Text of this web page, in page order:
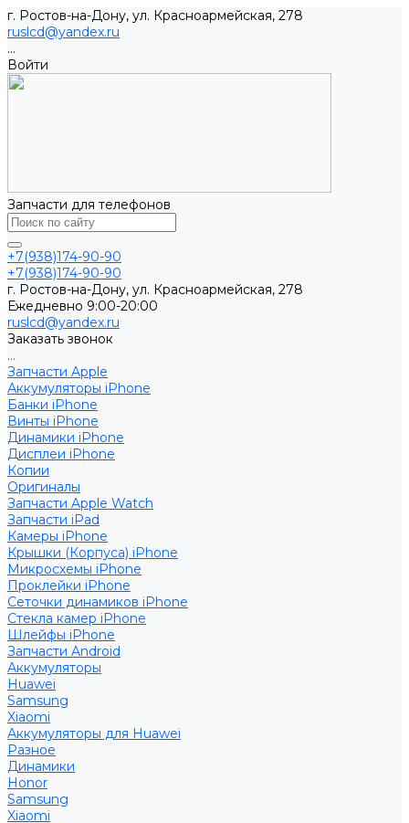
г. Ростов-на-Дону, ул. Красноармейская, 278
ruslcd@yandex.ru
...
Войти
Запчасти для телефонов
+7(938)174-90-90
+7(938)174-90-90
г. Ростов-на-Дону, ул. Красноармейская, 278
Ежедневно 9:00-20:00
ruslcd@yandex.ru
Заказать звонок
...
Запчасти Apple
Аккумуляторы iPhone
Банки iPhone
Винты iPhone
Динамики iPhone
Дисплеи iPhone
Копии
Оригиналы
Запчасти Apple Watch
Запчасти iPad
Камеры iPhone
Крышки (Корпуса) iPhone
Микросхемы iPhone
Проклейки iPhone
Сеточки динамиков iPhone
Стекла камер iPhone
Шлейфы iPhone
Запчасти Android
Аккумуляторы
Huawei
Samsung
Xiaomi
Аккумуляторы для Huawei
Разное
Динамики
Honor
Samsung
Xiaomi